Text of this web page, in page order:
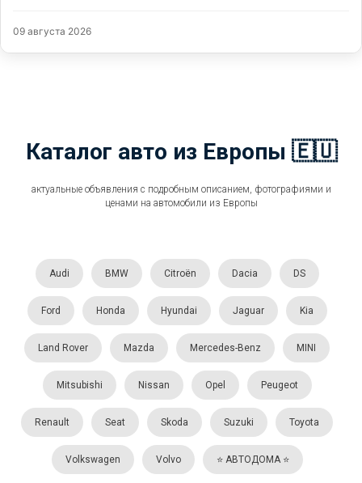
09 августа 2026
Каталог авто из Европы 🇪🇺
актуальные объявления с подробным описанием, фотографиями и
ценами на автомобили из Европы
Audi BMW Citroën Dacia DS
Ford Honda Hyundai Jaguar Kia
Land Rover Mazda Mercedes-Benz MINI
Mitsubishi Nissan Opel Peugeot
Renault Seat Skoda Suzuki Toyota
Volkswagen Volvo ⭐️ АВТОДОМА ⭐️